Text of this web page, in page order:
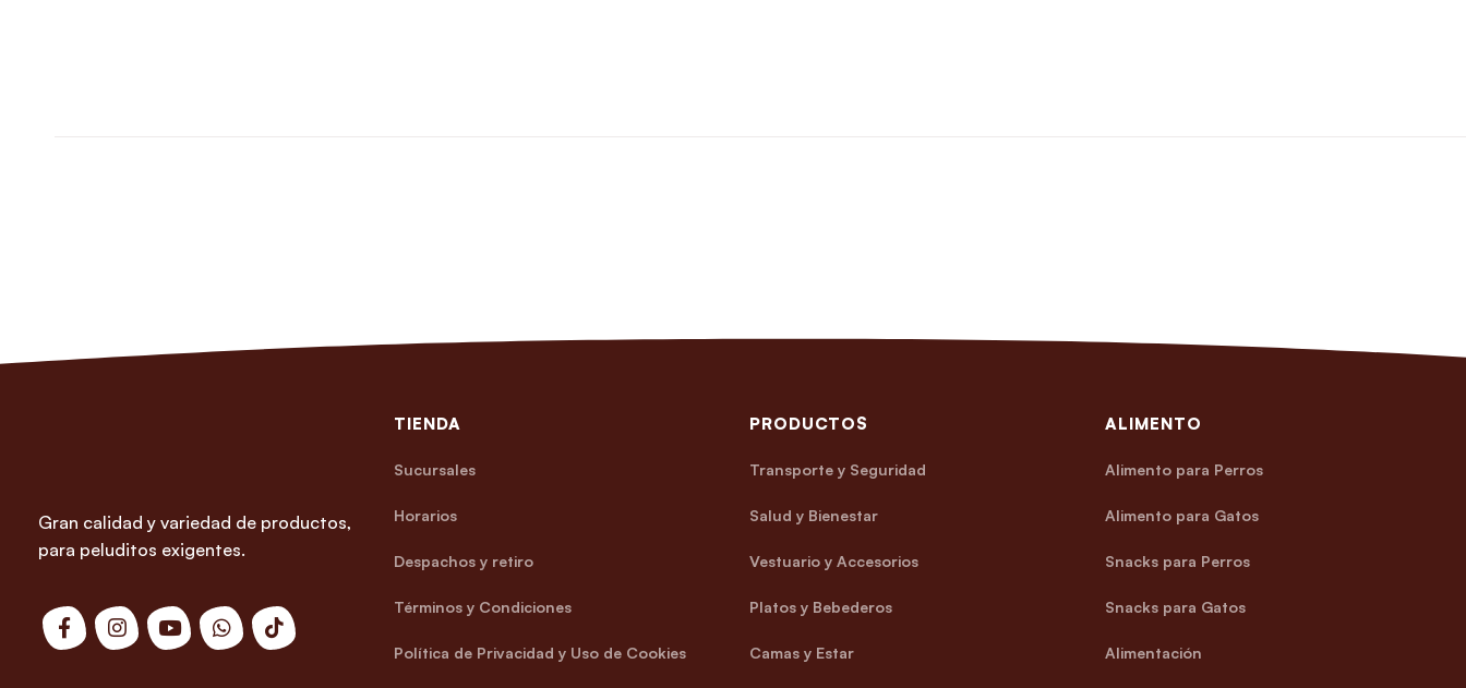
Gran calidad y variedad de productos,
para peluditos exigentes.
TIENDA
Sucursales
Horarios
Despachos y retiro
Términos y Condiciones
Política de Privacidad y Uso de Cookies
PRODUCTOS
Transporte y Seguridad
Salud y Bienestar
Vestuario y Accesorios
Platos y Bebederos
Camas y Estar
ALIMENTO
Alimento para Perros
Alimento para Gatos
Snacks para Perros
Snacks para Gatos
Alimentación